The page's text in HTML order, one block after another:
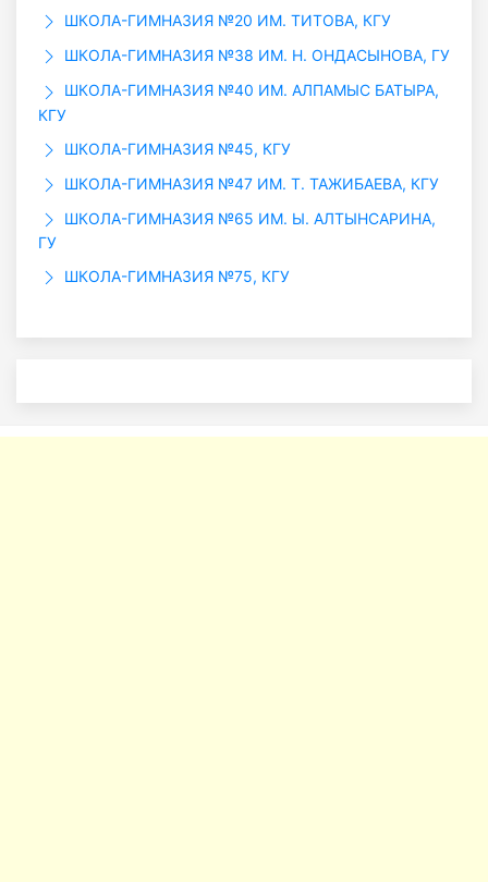
ШКОЛА-ГИМНАЗИЯ №20 ИМ. ТИТОВА, КГУ
ШКОЛА-ГИМНАЗИЯ №38 ИМ. Н. ОНДАСЫНОВА, ГУ
ШКОЛА-ГИМНАЗИЯ №40 ИМ. АЛПАМЫС БАТЫРА,
КГУ
ШКОЛА-ГИМНАЗИЯ №45, КГУ
ШКОЛА-ГИМНАЗИЯ №47 ИМ. Т. ТАЖИБАЕВА, КГУ
ШКОЛА-ГИМНАЗИЯ №65 ИМ. Ы. АЛТЫНСАРИНА,
ГУ
ШКОЛА-ГИМНАЗИЯ №75, КГУ